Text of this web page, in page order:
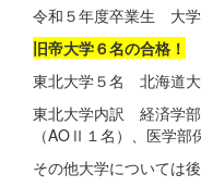
令和５年度卒業生 大学
旧帝大学６名の合格！
東北大学５名 北海道
東北大学内訳 経済学
（AOⅡ１名）、医学部
その他大学については